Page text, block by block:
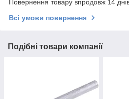
Повернення товару впродовж 14
Всі умови повернення
Подібні товари компанії